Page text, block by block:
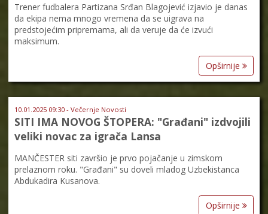
Trener fudbalera Partizana Srđan Blagojević izjavio je danas
da ekipa nema mnogo vremena da se uigrava na
predstojećim pripremama, ali da veruje da će izvući
maksimum.
Opširnije
10.01.2025 09:30 - Večernje Novosti
SITI IMA NOVOG ŠTOPERA: "Građani" izdvojili
veliki novac za igrača Lansa
MANČESTER siti završio je prvo pojačanje u zimskom
prelaznom roku. "Građani" su doveli mladog Uzbekistanca
Abdukadira Kusanova.
Opširnije